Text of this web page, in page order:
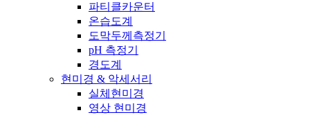
파티클카운터
온습도계
도막두께측정기
pH 측정기
경도계
현미경 & 악세서리
실체현미경
영상 현미경